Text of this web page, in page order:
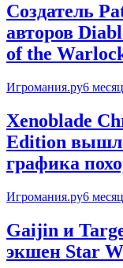
Создатель
авторов
of the
Игромания.ру6
Xenoblade
Edition
графика
Игромания.ру6
Gaijin и
экшен Star